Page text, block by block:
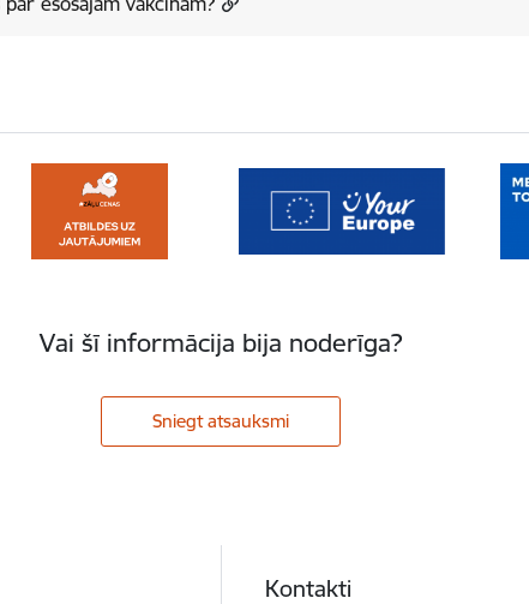
Vai šī informācija bija noderīga?
Sniegt atsauksmi
Kontakti